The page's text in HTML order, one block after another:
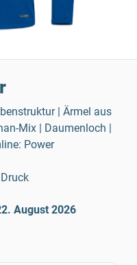
| Ärmel aus
Mix | Daumenloch |
Power
August 2026